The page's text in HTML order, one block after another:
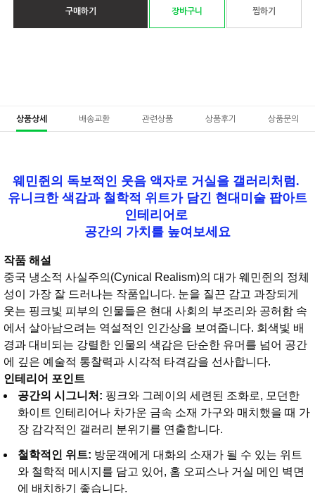
구매하기 장바구니 찜하기
상품상세 배송교환 관련상품 상품후기 상품문의
웨민쥔의 독보적인 웃음 액자로 거실을 갤러리처럼.
유니크한 색감과 철학적 위트가 담긴 현대미술 팝아트
인테리어로
공간의 가치를 높여보세요
작품 해설
중국 냉소적 사실주의(Cynical Realism)의 대가 웨민쥔의 정체
성이 가장 잘 드러나는 작품입니다. 눈을 질끈 감고 과장되게
웃는 핑크빛 피부의 인물들은 현대 사회의 부조리와 공허함 속
에서 살아남으려는 역설적인 인간상을 보여줍니다. 회색빛 배
경과 대비되는 강렬한 인물의 색감은 단순한 유머를 넘어 공간
에 깊은 예술적 통찰력과 시각적 타격감을 선사합니다.
인테리어 포인트
공간의 시그니처: 핑크와 그레이의 세련된 조화로, 모던한
화이트 인테리어나 차가운 금속 소재 가구와 매치했을 때 가
장 감각적인 갤러리 분위기를 연출합니다.
철학적인 위트: 방문객에게 대화의 소재가 될 수 있는 위트
와 철학적 메시지를 담고 있어, 홈 오피스나 거실 메인 벽면
에 배치하기 좋습니다.